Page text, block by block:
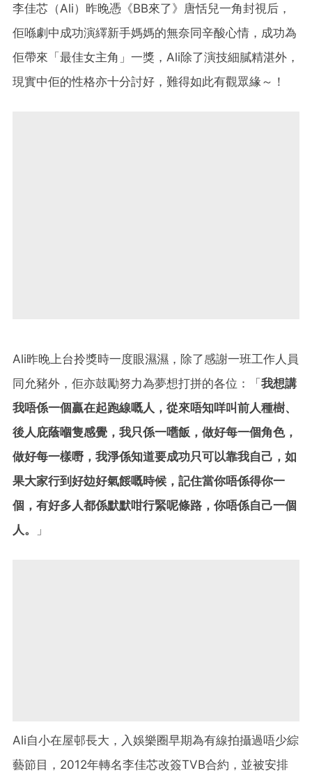
李佳芯（Ali）昨晚憑《BB來了》唐恬兒一角封視后，
佢喺劇中成功演繹新手媽媽的無奈同辛酸心情，成功為
佢帶來「最佳女主角」一獎，Ali除了演技細膩精湛外，
現實中佢的性格亦十分討好，難得如此有觀眾緣～！
Ali昨晚上台拎獎時一度眼濕濕，除了感謝一班工作人員
同允豬外，佢亦鼓勵努力為夢想打拼的各位：「 我想講
我唔係一個贏在起跑線嘅人，從來唔知咩叫前人種樹、
後人庇蔭嗰隻感覺，我只係一嚿飯，做好每一個角色，
做好每一樣嘢，我淨係知道要成功只可以靠我自己，如
果大家行到好攰好氣餒嘅時候，記住當你唔係得你一
個，有好多人都係默默咁行緊呢條路，你唔係自己一個
人。
」
Ali自小在屋邨長大，入娛樂圈早期為有線拍攝過唔少綜
藝節目，2012年轉名李佳芯改簽TVB合約，並被安排